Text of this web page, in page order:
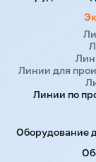
Линии для
Линии по
Оборудование